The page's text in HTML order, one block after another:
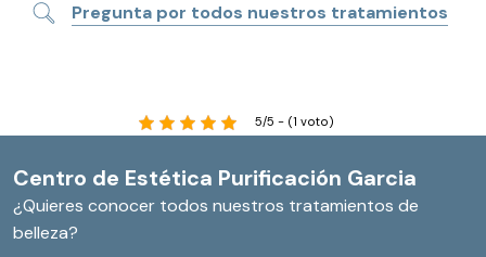
Pregunta por todos nuestros tratamientos
5/5 - (1 voto)
Centro de Estética Purificación Garcia
¿Quieres conocer todos nuestros tratamientos de
belleza?